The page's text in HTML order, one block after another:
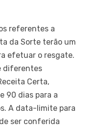
referentes a
da Sorte terão um
efetuar o resgate.
diferentes
Certa,
90 dias para a
A data-limite para
ser conferida